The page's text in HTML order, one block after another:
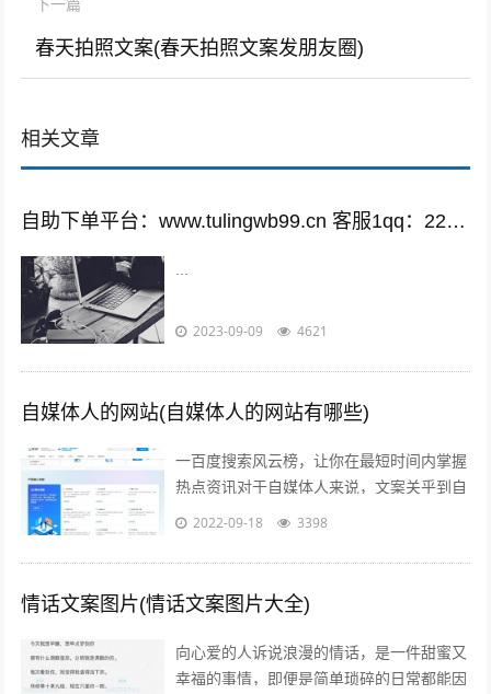
下一篇
春天拍照文案(春天拍照文案发朋友圈)
相关文章
自助下单平台：www.tulingwb99.cn 客服1qq：2221028208 客服2qq：2221028208
2023-09-09 4621
自媒体人的网站(自媒体人的网站有哪些)
一百度搜索风云榜，让你在最短时间内掌握
热点资讯对于自媒体人来说，文案关乎到自
己的流量问题而自己的写作方向和文案编辑
2022-09-18 3398
情话文案图片(情话文案图片大全)
向心爱的人诉说浪漫的情话，是一件甜蜜又
幸福的事情，即便是简单琐碎的日常都能因